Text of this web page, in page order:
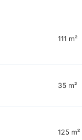
111 m²
35 m²
125 m²